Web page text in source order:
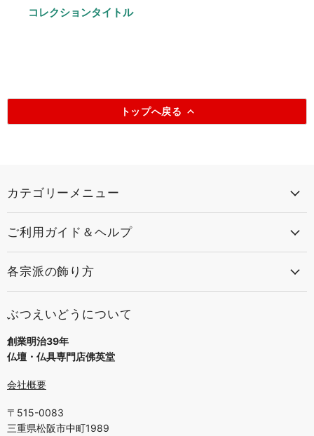
コレクションタイトル
トップへ戻る
カテゴリーメニュー
ご利用ガイド＆ヘルプ
各宗派の飾り方
ぶつえいどうについて
創業明治39年
仏壇・仏具専門店佛英堂
会社概要
〒515-0083
三重県松阪市中町1989